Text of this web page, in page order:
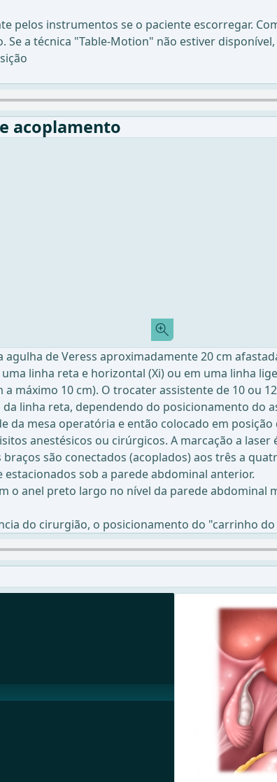
pelos instrumentos se o paciente escorregar.
a técnica "Table-Motion" não estiver
acoplamento
de Veress aproximadamente 20 cm
linha reta e horizontal (Xi) ou em uma linha
máximo 10 cm). O trocater assistente de 10 ou
linha reta, dependendo do posicionamento do
da mesa operatória e então colocado em
anestésicos ou cirúrgicos. A marcação a
braços são conectados (acoplados) aos três a
sob a parede abdominal anterior.
o anel preto largo no nível da parede
do cirurgião, o posicionamento do "carrinho